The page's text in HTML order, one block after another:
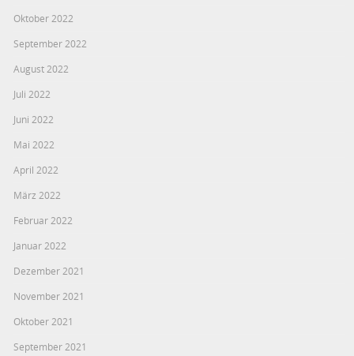
Oktober 2022
September 2022
August 2022
Juli 2022
Juni 2022
Mai 2022
April 2022
März 2022
Februar 2022
Januar 2022
Dezember 2021
November 2021
Oktober 2021
September 2021